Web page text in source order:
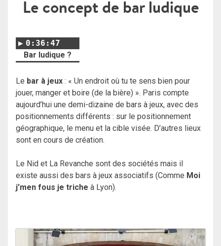
Le concept de bar ludique
0:36:47
Bar ludique ?
Le bar à jeux : « Un endroit où tu te sens bien pour
jouer, manger et boire (de la bière) ». Paris compte
aujourd’hui une demi-dizaine de bars à jeux, avec des
positionnements différents : sur le positionnement
géographique, le menu et la cible visée. D’autres lieux
sont en cours de création.
Le Nid et La Revanche sont des sociétés mais il
existe aussi des bars à jeux associatifs (Comme Moi
j’men fous je triche à Lyon).